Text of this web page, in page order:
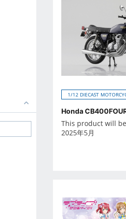
1/12 DIECAST
Honda
This product will
2025年5月